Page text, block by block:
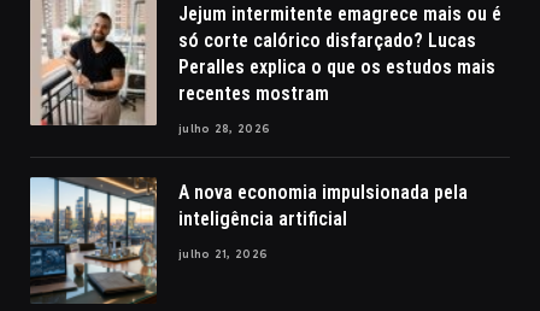
Jejum intermitente emagrece mais ou é
só corte calórico disfarçado? Lucas
Peralles explica o que os estudos mais
recentes mostram
julho 28, 2026
A nova economia impulsionada pela
inteligência artificial
julho 21, 2026